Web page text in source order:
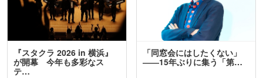
『スタクラ 2026 in 横浜』
が開幕 今年も多彩なス
テ…
「同窓会にはしたくない」
――15年ぶりに集う「第…